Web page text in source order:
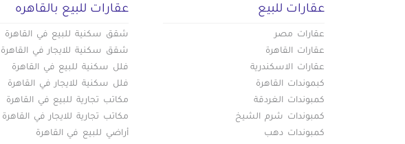
عقارات للبيع
عقارات مصر
عقارات القاهرة
عقارات الاسكندرية
كبموندات القاهرة
كمبوندات الغردقة
كمبوندات شرم الشيخ
كمبوندات دهب
عقارات للبيع بالقاهره
شقق سكنية للبيع في القاهرة
شقق سكنية للايجار في القاهرة
فلل سكنية للبيع في القاهرة
فلل سكنية للايجار في القاهرة
مكاتب تجارية للبيع في القاهرة
مكاتب تجارية للايجار في القاهرة
أراضي للبيع في القاهرة